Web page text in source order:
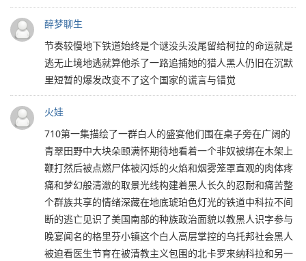
醉梦聊生
节奏较慢地下铁道始终是个谜没头没尾留给柯拉的命运就是
逃无止境地逃就算他杀了一路追捕她的猎人黑人仍旧在沉默
里短暂的爆发改变不了这个国家的谎言与错觉
火娃
710第一集描绘了一群白人的盛宴他们围在桌子旁在广阔的
青翠田野中大块朵颐满怀期待地看着一个非奴被绑在木架上
鞭打然后被点燃尸体被闪烁的火焰和烟雾笼罩直观的肉体疼
痛和梦幻般清澈的取景光线构建着黑人长久的忍耐和痛苦整
个群族共享的情绪深藏在地底琥珀色灯光的铁道中科拉不间
断的逃亡见识了美国南部的种族政治面貌以教黑人识字参与
晚宴闻名的格里芬小镇这个白人高层掌控的乌托邦社会黑人
被迫看医生节育在被清教主义包围的北卡罗来纳科拉和另一